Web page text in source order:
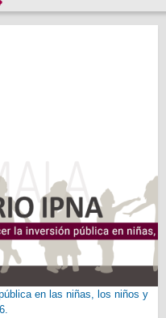
en las niñas, los niños y